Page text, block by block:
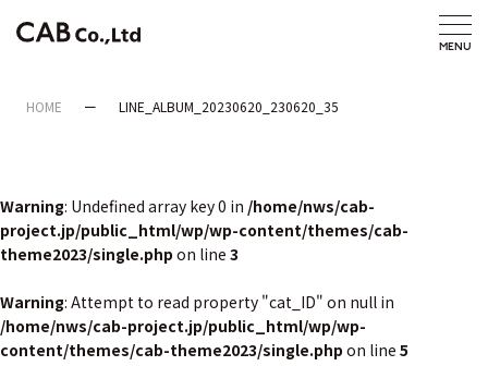
HOME LINE_ALBUM_20230620_230620_35
Warning: Undefined array key 0 in /home/nws/cab-
project.jp/public_html/wp/wp-content/themes/cab-
theme2023/single.php on line 3
Warning: Attempt to read property "cat_ID" on null in
/home/nws/cab-project.jp/public_html/wp/wp-
content/themes/cab-theme2023/single.php on line 5